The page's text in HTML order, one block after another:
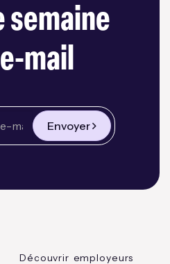
semaine
mail
Envoyer
Découvrir employeurs